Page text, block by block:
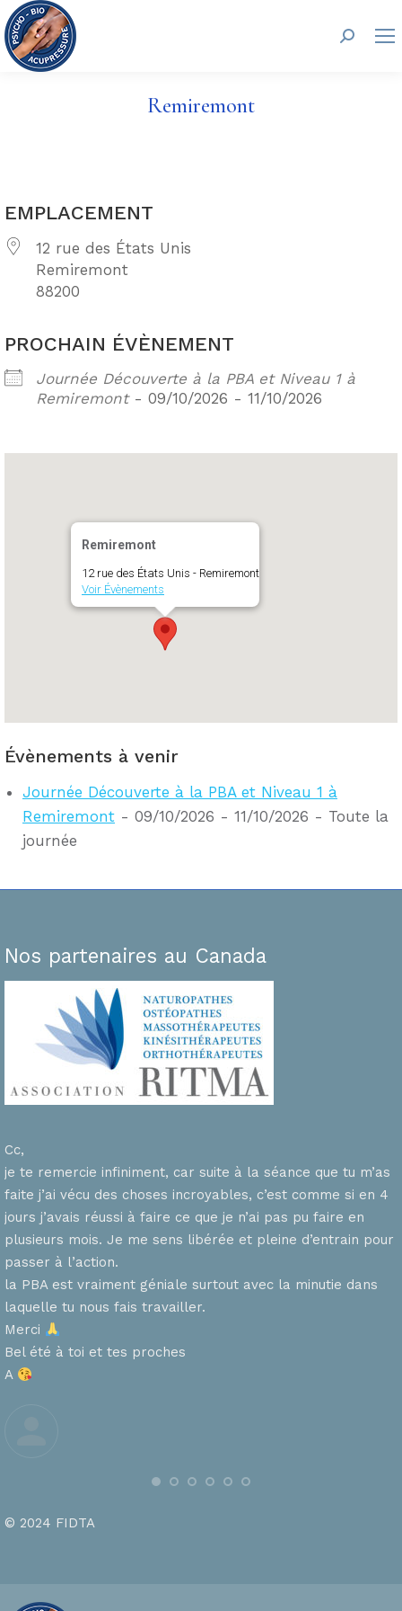
Remiremont
EMPLACEMENT
12 rue des États Unis
Remiremont
88200
PROCHAIN ÉVÈNEMENT
Journée Découverte à la PBA et Niveau 1 à
Remiremont- 09/10/2026 - 11/10/2026
Remiremont
12 rue des États Unis - Remiremont
Voir Évènements
Évènements à venir
Journée Découverte à la PBA et Niveau 1 à
Remiremont - 09/10/2026 - 11/10/2026 - Toute la
journée
Nos partenaires au Canada
Cc,
je te remercie infiniment, car suite à la séance que tu m’as
faite j’ai vécu des choses incroyables, c’est comme si en 4
jours j’avais réussi à faire ce que je n’ai pas pu faire en
plusieurs mois. Je me sens libérée et pleine d’entrain pour
passer à l’action.
la PBA est vraiment géniale surtout avec la minutie dans
laquelle tu nous fais travailler.
Merci
Bel été à toi et tes proches
A
© 2024 FIDTA